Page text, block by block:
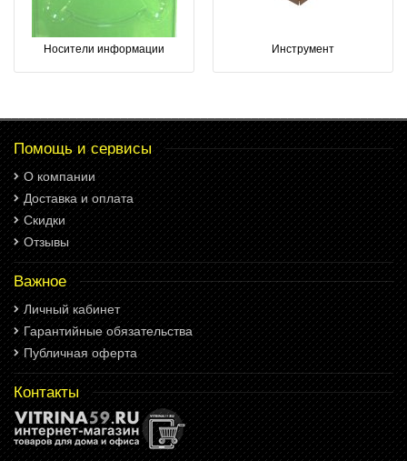
Носители информации Инструмент
Помощь и сервисы
О компании
Доставка и оплата
Скидки
Отзывы
Важное
Личный кабинет
Гарантийные обязательства
Публичная оферта
Контакты